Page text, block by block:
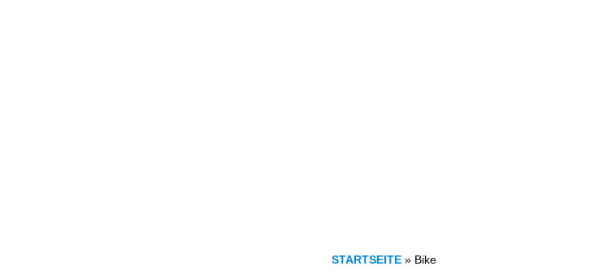
STARTSEITE» Bike